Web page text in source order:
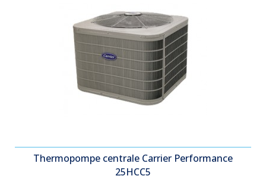
Thermopompe centrale Carrier Performance
25HCC5